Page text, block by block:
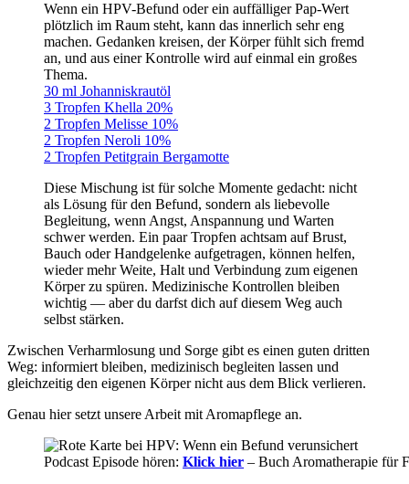
Wenn ein HPV-Befund oder ein auffälliger Pap-Wert
plötzlich im Raum steht, kann das innerlich sehr eng
machen. Gedanken kreisen, der Körper fühlt sich fremd
an, und aus einer Kontrolle wird auf einmal ein großes
Thema.
30 ml Johanniskrautöl
3 Tropfen Khella 20%
2 Tropfen Melisse 10%
2 Tropfen Neroli 10%
2 Tropfen Petitgrain Bergamotte
Diese Mischung ist für solche Momente gedacht: nicht
als Lösung für den Befund, sondern als liebevolle
Begleitung, wenn Angst, Anspannung und Warten
schwer werden. Ein paar Tropfen achtsam auf Brust,
Bauch oder Handgelenke aufgetragen, können helfen,
wieder mehr Weite, Halt und Verbindung zum eigenen
Körper zu spüren. Medizinische Kontrollen bleiben
wichtig — aber du darfst dich auf diesem Weg auch
selbst stärken.
Zwischen Verharmlosung und Sorge gibt es einen guten dritten
Weg: informiert bleiben, medizinisch begleiten lassen und
gleichzeitig den eigenen Körper nicht aus dem Blick verlieren.
Genau hier setzt unsere Arbeit mit Aromapflege an.
Podcast Episode hören: Klick hier – Buch Aromatherapie für